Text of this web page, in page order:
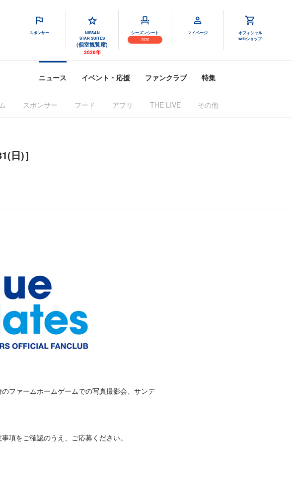
スポンサー
NISSAN
STAR SUITES
(個室観覧席)
2026年
シーズンシート
2026
マイページ
オフィシャル
webショップ
ニュース イベント・応援 ファンクラブ 特集
スポンサー フード アプリ THE LIVE その他
日)］
ファームホームゲームでの写真撮影会、サンデ
項をご確認のうえ、ご応募ください。